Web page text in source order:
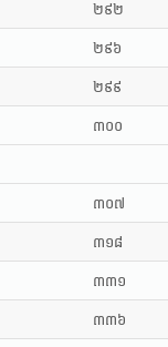
២៩២
២៩៦
២៩៩
៣០០
៣០៧
៣១៨
៣៣១
៣៣៦